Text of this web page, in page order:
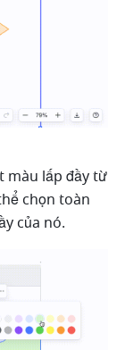
màu lấp đầy từ
chọn toàn
của nó.